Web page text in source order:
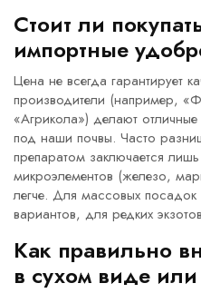
Стоит ли
импортные
Цена не всегда гарантирует
производители (например,
«Агрикола») делают
под наши почвы. Часто
препаратом заключается
микроэлементов (железо,
легче. Для массовых
вариантов, для редких
Как правильно
в сухом виде или